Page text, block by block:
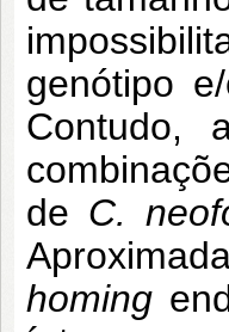
genótipo
Contudo,
de C.
homing